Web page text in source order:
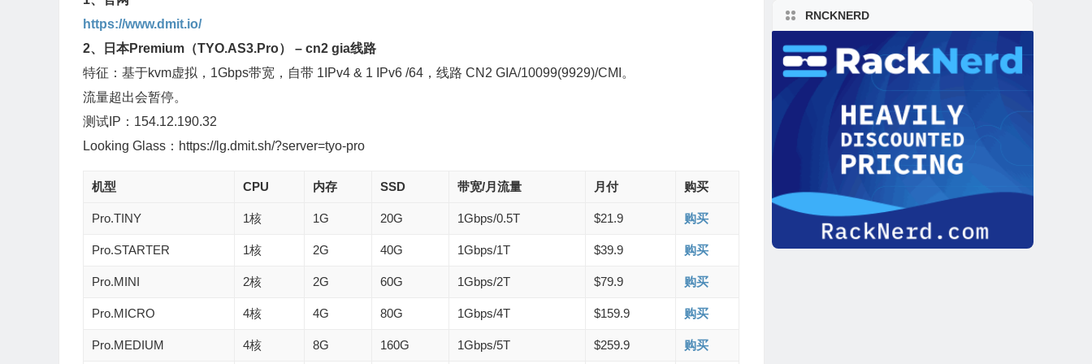
https://www.dmit.io/
2、日本Premium（TYO.AS3.Pro） – cn2 gia线路
特征：基于kvm虚拟，1Gbps带宽，自带 1IPv4 & 1 IPv6 /64，线路 CN2 GIA/10099(9929)/CMI。
流量超出会暂停。
测试IP：154.12.190.32
Looking Glass：https://lg.dmit.sh/?server=tyo-pro
机型 CPU 内存 SSD 带宽/月流量 月付 购买
Pro.TINY 1核 1G 20G 1Gbps/0.5T $21.9 购买
Pro.STARTER 1核 2G 40G 1Gbps/1T $39.9 购买
Pro.MINI 2核 2G 60G 1Gbps/2T $79.9 购买
Pro.MICRO 4核 4G 80G 1Gbps/4T $159.9 购买
Pro.MEDIUM 4核 8G 160G 1Gbps/5T $259.9 购买
RNCKNERD